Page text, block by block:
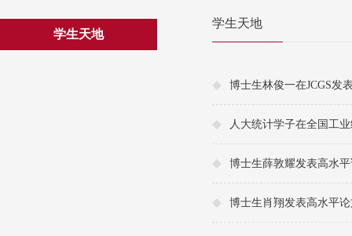
学生天地
学生天地
博士生林俊一在JCGS发
人大统计学子在全国工
博士生薛敦耀发表高水
博士生肖翔发表高水平